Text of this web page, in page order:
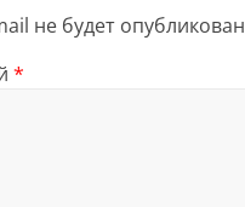
не будет
*